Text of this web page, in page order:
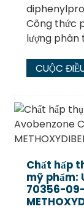
Công thức
lượng phân
CUỘC
Chất hấp
mỹ phẩm:
70356-09-